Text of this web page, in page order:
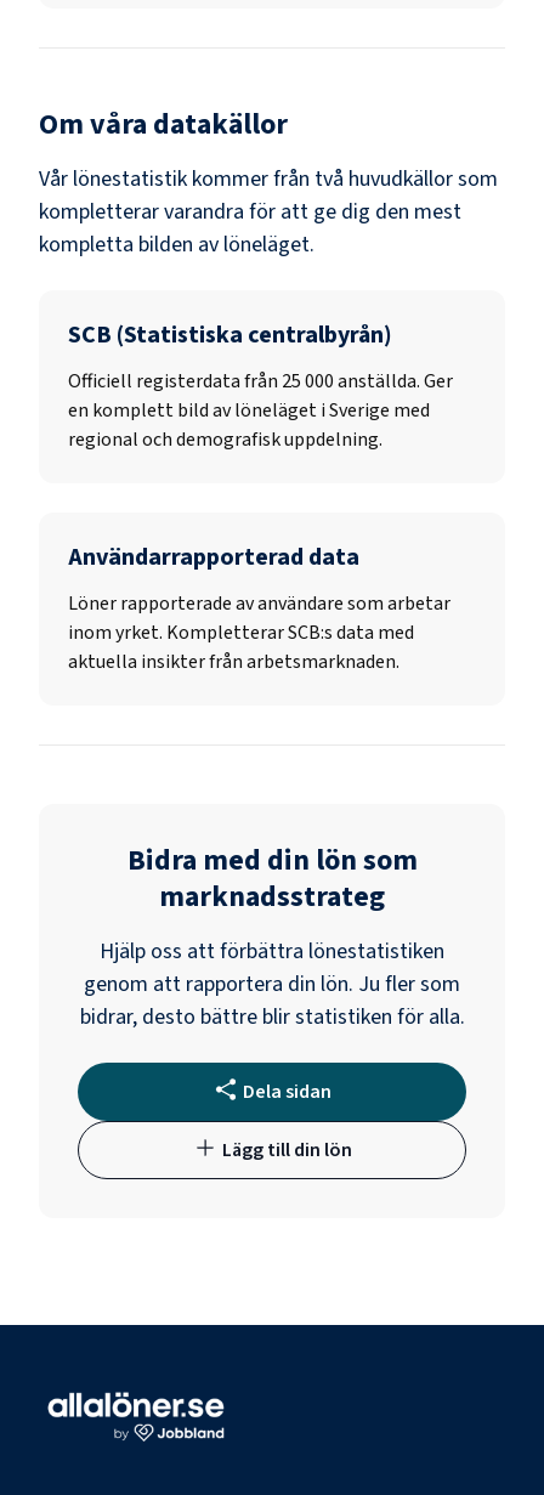
Om våra datakällor
Vår lönestatistik kommer från två huvudkällor som
kompletterar varandra för att ge dig den mest
kompletta bilden av löneläget.
SCB (Statistiska centralbyrån)
Officiell registerdata från 25 000anställda. Ger
en komplett bild av löneläget i Sverige med
regional och demografisk uppdelning.
Användarrapporterad data
Löner rapporterade av användare som arbetar
inom yrket. Kompletterar SCB:s data med
aktuella insikter från arbetsmarknaden.
Bidra med din lön som
marknadsstrateg
Hjälp oss att förbättra lönestatistiken
genom att rapportera din lön. Ju fler som
bidrar, desto bättre blir statistiken för alla.
Dela sidan
Lägg till din lön